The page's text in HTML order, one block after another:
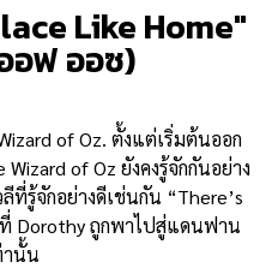
Like Home"
อฟ ออซ)
of Oz. ตั้งแต่เริ่มต้นออก
of Oz ยังคงรู้จักกันอย่าง
รู้จักอย่างดีเช่นกัน “There’s
Dorothy ถูกพาไปสู่แดนฟาน
านั้น